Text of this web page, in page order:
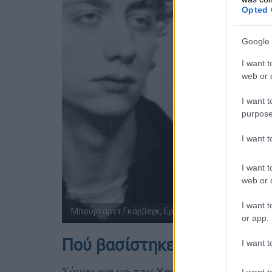
Opted
Google
I want
web or
I want
I want
I want
web or
I want
or app.
I want
Μπούρχαρντ Γκάρβεγκ, Ερνστ-Φόλκερ Σταουμπ,
Πού βασίστηκε το